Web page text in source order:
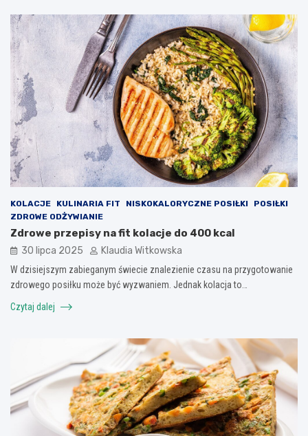
KOLACJE KULINARIA FIT NISKOKALORYCZNE POSIŁKI
POSIŁKI
ZDROWE ODŻYWIANIE
Zdrowe przepisy na fit kolacje do 400 kcal
30 lipca 2025 Klaudia Witkowska
W dzisiejszym zabieganym świecie znalezienie czasu na przygotowanie
zdrowego posiłku może być wyzwaniem. Jednak kolacja to…
Czytaj dalej